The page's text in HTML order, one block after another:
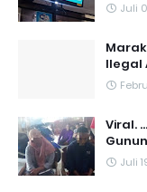
Juli
Ilegal
Viral.
Juli